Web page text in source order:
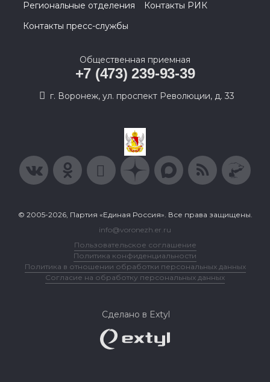
Региональные отделения
Контакты РИК
Контакты пресс-службы
Общественная приемная
+7 (473) 239-93-39
г. Воронеж, ул. проспект Революции, д. 33
© 2005-2026, Партия «Единая Россия». Все права защищены.
info@voronezh.er.ru
Пользовательское соглашение
Политика конфиденциальности
Политика в отношении обработки персональных данных
Согласие на обработку персональных данных
Сделано в Extyl